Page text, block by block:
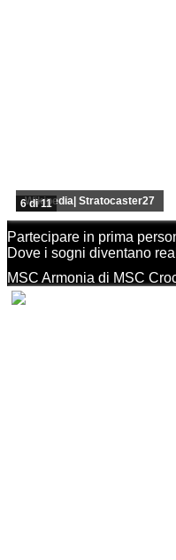
Wikipedia| Stratocaster27
6 di 11
Partecipare in prima
Dove i sogni diventano
MSC Armonia di MSC